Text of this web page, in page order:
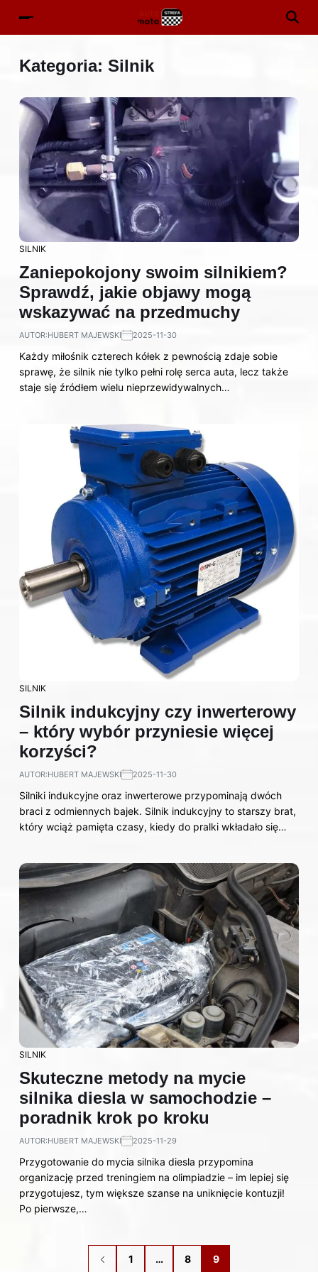
Kategoria: Silnik
SILNIK
Zaniepokojony swoim silnikiem?
Sprawdź, jakie objawy mogą
wskazywać na przedmuchy
AUTOR:HUBERT MAJEWSKI 2025-11-30
Każdy miłośnik czterech kółek z pewnością zdaje sobie
sprawę, że silnik nie tylko pełni rolę serca auta, lecz także
staje się źródłem wielu nieprzewidywalnych…
SILNIK
Silnik indukcyjny czy inwerterowy
– który wybór przyniesie więcej
korzyści?
AUTOR:HUBERT MAJEWSKI 2025-11-30
Silniki indukcyjne oraz inwerterowe przypominają dwóch
braci z odmiennych bajek. Silnik indukcyjny to starszy brat,
który wciąż pamięta czasy, kiedy do pralki wkładało się…
SILNIK
Skuteczne metody na mycie
silnika diesla w samochodzie –
poradnik krok po kroku
AUTOR:HUBERT MAJEWSKI 2025-11-29
Przygotowanie do mycia silnika diesla przypomina
organizację przed treningiem na olimpiadzie – im lepiej się
przygotujesz, tym większe szanse na uniknięcie kontuzji!
Po pierwsze,…
1 … 8 9